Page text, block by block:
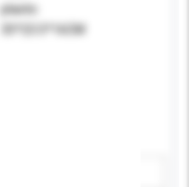
plastic
35*23.5*16CM